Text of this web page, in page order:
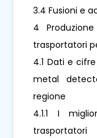
3.4 Fusioni e
4
trasportatori
4.1 Dati e
metal
regione
4.1.1 I